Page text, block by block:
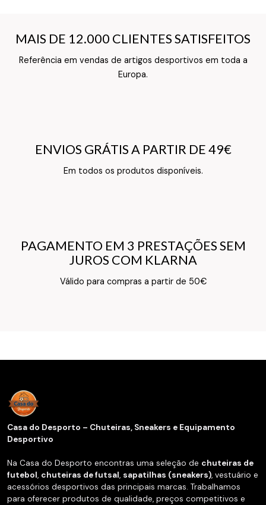
MAIS DE 12.000 CLIENTES SATISFEITOS
Referência em vendas de artigos desportivos em toda a
Europa.
MAIS DE 12.000 CLIENTES SATISFEITOS
Texto do Verso do Cartão de Informação
ENVIOS GRÁTIS A PARTIR DE 49€
Em todos os produtos disponíveis.
ENVIOS GRÁTIS A PARTIR DE 49€
Texto do Verso do Cartão de Informação
PAGAMENTO EM 3 PRESTAÇÕES SEM
JUROS COM KLARNA
Válido para compras a partir de 50€
PAGAMENTO EM 3 PRESTAÇÕES SEM
JUROS COM KLARNA
Texto do Verso do Cartão de Informação
Casa do Desporto – Chuteiras, Sneakers e Equipamento
Desportivo
Na Casa do Desporto encontras uma seleção de chuteiras de
futebol, chuteiras de futsal, sapatilhas (sneakers), vestuário e
acessórios desportivos das principais marcas. Trabalhamos
para oferecer produtos de qualidade, preços competitivos e